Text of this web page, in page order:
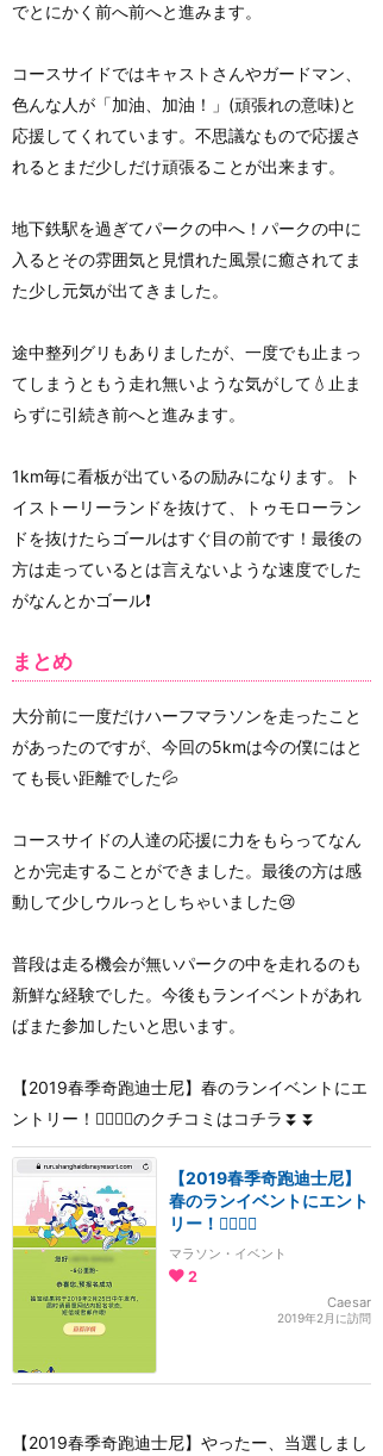
でとにかく前へ前へと進みます。
コースサイドではキャストさんやガードマン、
色んな人が「加油、加油！」(頑張れの意味)と
応援してくれています。不思議なもので応援さ
れるとまだ少しだけ頑張ることが出来ます。
地下鉄駅を過ぎてパークの中へ！パークの中に
入るとその雰囲気と見慣れた風景に癒されてま
た少し元気が出てきました。
途中整列グリもありましたが、一度でも止まっ
てしまうともう走れ無いような気がして💧止ま
らずに引続き前へと進みます。
1km毎に看板が出ているの励みになります。ト
イストーリーランドを抜けて、トゥモローラン
ドを抜けたらゴールはすぐ目の前です！最後の
方は走っているとは言えないような速度でした
がなんとかゴール❗️
まとめ
大分前に一度だけハーフマラソンを走ったこと
があったのですが、今回の5kmは今の僕にはと
ても長い距離でした💦
コースサイドの人達の応援に力をもらってなん
とか完走することができました。最後の方は感
動して少しウルっとしちゃいました😢
普段は走る機会が無いパークの中を走れるのも
新鮮な経験でした。今後もランイベントがあれ
ばまた参加したいと思います。
【2019春季奇跑迪士尼】春のランイベントにエ
ントリー！🏃‍♂️🏃‍♀️のクチコミはコチラ⏬⏬
【2019春季奇跑迪士尼】
春のランイベントにエント
リー！🏃‍♂️🏃‍♀️
マラソン・イベント
2
Caesar
2019年2月に訪問
【2019春季奇跑迪士尼】やったー、当選しまし